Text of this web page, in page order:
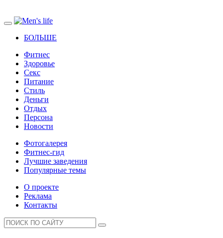
БОЛЬШЕ
Фитнес
Здоровье
Секс
Питание
Стиль
Деньги
Отдых
Персона
Новости
Фотогалерея
Фитнес-гид
Лучшие заведения
Популярные темы
О проекте
Реклама
Контакты